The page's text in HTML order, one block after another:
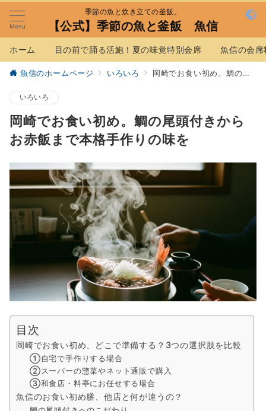
Menu
季節の魚と炊き立ての釜飯。
【公式】季節の魚と釜飯 魚信
ホーム 目の前で踊る活鮑！夏の味覚特別会席 魚信の会席
魚信のホームページ いろいろ 岡崎でお食い初め。鯛の尾頭付きからお赤飯まで本格手作りの味を
いろいろ
岡崎でお食い初め。鯛の尾頭付きから
お赤飯まで本格手作りの味を
目次
岡崎でお食い初め、どこで準備する？3つの選択肢を比較
①自宅で手作りする場合
②スーパーの惣菜やネット通販で購入
③和食店・料亭にお任せする場合
魚信のお食い初め膳、他店と何が違うの？